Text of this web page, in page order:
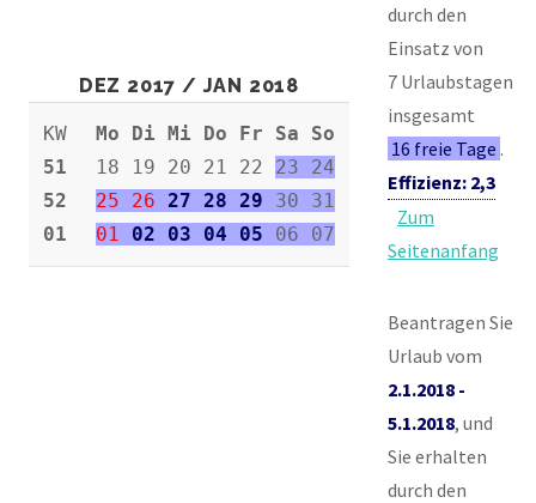
DEZ 2017 / JAN 2018
KW
51
52
01
Mo Di Mi Do Fr Sa So
18 19 20 21 22 23 24
25
26 27 28 29 30 31
01
02 03 04 05 06 07
durch den
Einsatz von
7 Urlaubstagen
insgesamt
16 freie Tage .
Effizienz: 2,3
Zum
Seitenanfang
Beantragen Sie
Urlaub vom
2.1.2018 -
5.1.2018, und
Sie erhalten
durch den